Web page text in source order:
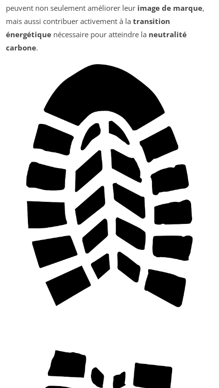
peuvent non seulement améliorer leur image de marque,
mais aussi contribuer activement à la transition
énergétique nécessaire pour atteindre la neutralité
carbone.